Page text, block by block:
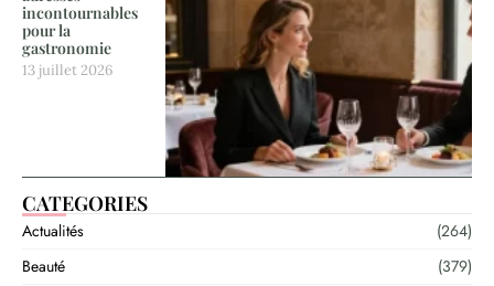
incontournables
pour la
gastronomie
13 juillet 2026
CATEGORIES
Actualités
(264)
Beauté
(379)